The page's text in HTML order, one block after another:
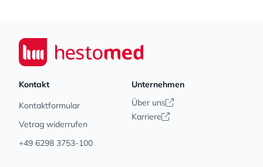
Seiwert GmbH
Kontakt
Kontaktformular
Vetrag widerrufen
+49 6298 3753-100
Unternehmen
Über uns
Karriere